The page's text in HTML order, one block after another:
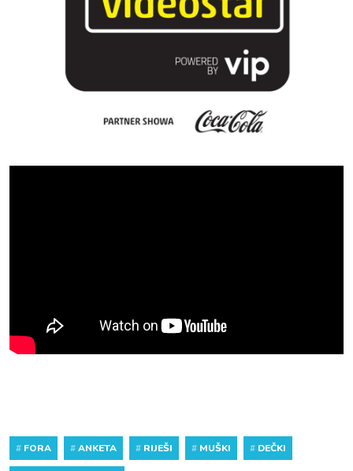
# FORA #ANKETA # RIJEŠI # MUŠKI # DEČKI